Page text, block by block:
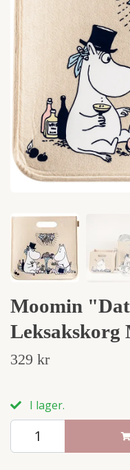
Moomin
Leksakskorg
329 kr
I lager.